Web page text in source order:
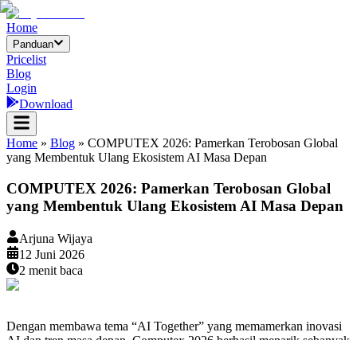
Home
Panduan
Pricelist
Blog
Login
Download
Home » Blog » COMPUTEX 2026: Pamerkan Terobosan Global
yang Membentuk Ulang Ekosistem AI Masa Depan
COMPUTEX 2026: Pamerkan Terobosan Global
yang Membentuk Ulang Ekosistem AI Masa Depan
Arjuna Wijaya
12 Juni 2026
2 menit baca
Dengan membawa tema “AI Together” yang memamerkan inovasi